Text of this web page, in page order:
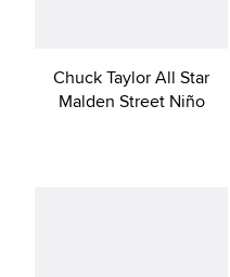
Chuck Taylor All Star
Malden Street Niño